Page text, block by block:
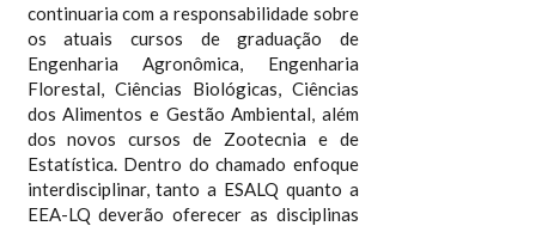
continuaria com a responsabilidade sobre
os atuais cursos de graduação de
Engenharia Agronômica, Engenharia
Florestal, Ciências Biológicas, Ciências
dos Alimentos e Gestão Ambiental, além
dos novos cursos de Zootecnia e de
Estatística. Dentro do chamado enfoque
interdisciplinar, tanto a ESALQ quanto a
EEA-LQ deverão oferecer as disciplinas